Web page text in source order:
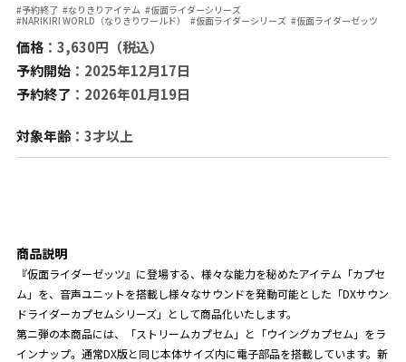
#予約終了 #なりきりアイテム #仮面ライダーシリーズ
#NARIKIRI WORLD（なりきりワールド）
#仮面ライダーシリーズ #仮面ライダーゼッツ
価格：3,630円（税込）
予約開始：2025年12月17日
予約終了：2026年01月19日
対象年齢：3才以上
商品説明
『仮面ライダーゼッツ』に登場する、様々な能力を秘めたアイテム「カプセ
ム」を、音声ユニットを搭載し様々なサウンドを発動可能とした「DXサウン
ドライダーカプセムシリーズ」として商品化いたします。
第ニ弾の本商品には、「ストリームカプセム」と「ウイングカプセム」をラ
インナップ。通常DX版と同じ本体サイズ内に電子部品を搭載しています。新